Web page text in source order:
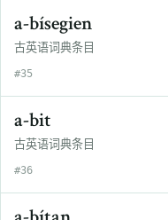
a-bísegien
古英语词典条目
#35
a-bit
古英语词典条目
#36